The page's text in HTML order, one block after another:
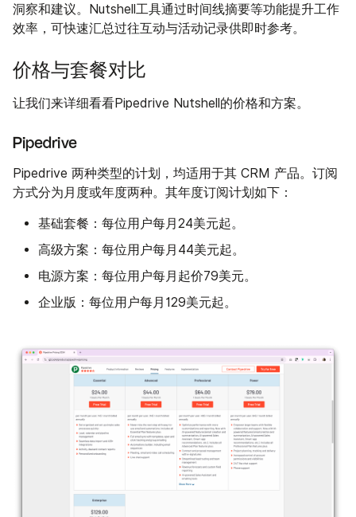
洞察和建议。Nutshell工具通过时间线摘要等功能提升工作
效率，可快速汇总过往互动与活动记录供即时参考。
价格与套餐对比
让我们来详细看看Pipedrive Nutshell的价格和方案。
Pipedrive
Pipedrive 两种类型的计划，均适用于其 CRM 产品。订阅
方式分为月度或年度两种。其年度订阅计划如下：
基础套餐 ：每位用户每月24美元起。
高级方案 ：每位用户每月44美元起。
电源方案 ：每位用户每月起价79美元。
企业版 ：每位用户每月129美元起。